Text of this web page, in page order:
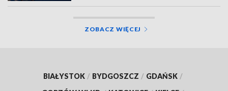
ZOBACZ WIĘCEJ
BIAŁYSTOK / BYDGOSZCZ / GDAŃSK /